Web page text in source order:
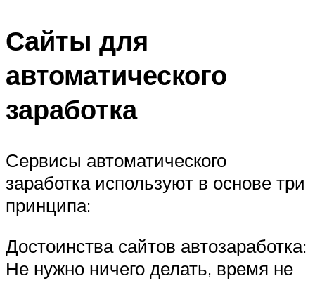
Сайты для
автоматического
заработка
Сервисы автоматического
заработка используют в основе три
принципа:
Достоинства сайтов автозаработка:
Не нужно ничего делать, время не